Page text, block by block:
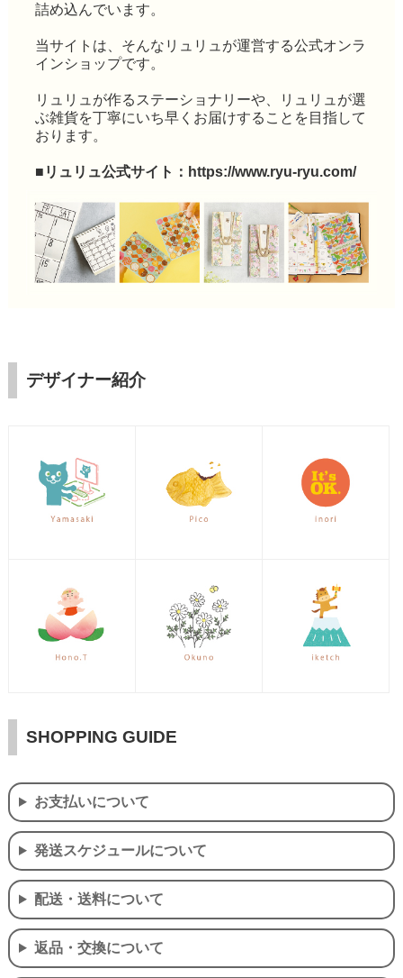
詰め込んでいます。
当サイトは、そんなリュリュが運営する公式オンラ
インショップです。
リュリュが作るステーショナリーや、リュリュが選
ぶ雑貨を丁寧にいち早くお届けすることを目指して
おります。
■リュリュ公式サイト： https://www.ryu-ryu.com/
デザイナー紹介
SHOPPING GUIDE
お支払いについて
発送スケジュールについて
配送・送料について
返品・交換について